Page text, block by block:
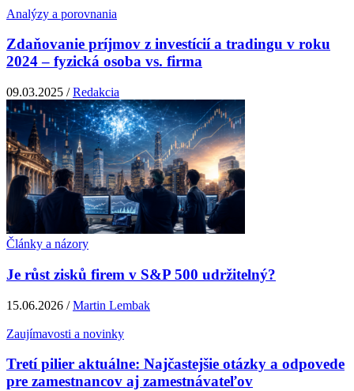
Analýzy a porovnania
Zdaňovanie príjmov z investícií a tradingu v roku
2024 – fyzická osoba vs. firma
09.03.2025 /Redakcia
Články a názory
Je růst zisků firem v S&P 500 udržitelný?
15.06.2026 /Martin Lembak
Zaujímavosti a novinky
Tretí pilier aktuálne: Najčastejšie otázky a odpovede
pre zamestnancov aj zamestnávateľov